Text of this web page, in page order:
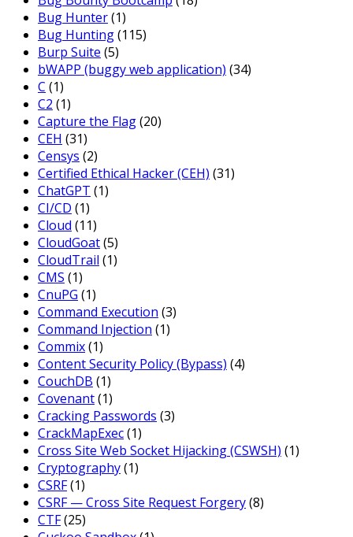
Bug Hunter(1)
Bug Hunting(115)
Burp Suite (5)
bWAPP (buggy web application) (34)
C (1)
C2 (1)
Capture the Flag(20)
CEH (31)
Censys (2)
Certified Ethical Hacker (CEH) (31)
ChatGPT (1)
CI/CD (1)
Cloud (11)
CloudGoat(5)
CloudTrail (1)
CMS (1)
CnuPG (1)
Command Execution (3)
Command Injection (1)
Commix(1)
Content Security Policy (Bypass) (4)
CouchDB (1)
Covenant(1)
Cracking Passwords (3)
CrackMapExec(1)
Cross Site Web Socket Hijacking (CSWSH) (1)
Cryptography(1)
CSRF(1)
CSRF — Cross Site Request Forgery(8)
CTF(25)